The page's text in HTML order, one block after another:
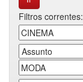
Filtros correntes: